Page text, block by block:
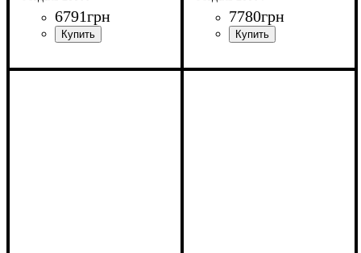
6791грн
Ширина: 87 см
7780грн
Ширина: 213,9 см